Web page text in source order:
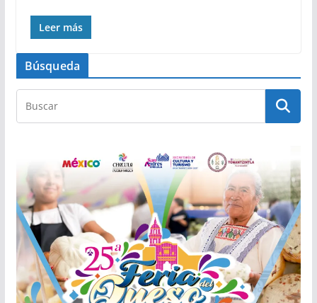
Leer más
Búsqueda